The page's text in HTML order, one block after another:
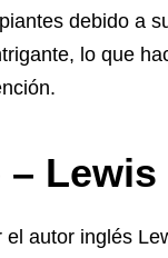
debido a
lo que
Lewis
autor inglés